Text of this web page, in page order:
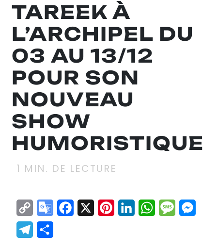
TAREEK À
L’ARCHIPEL DU
03 AU 13/12
POUR SON
NOUVEAU
SHOW
HUMORISTIQUE
1 MIN. DE LECTURE
Copy
Link
GoogleFacebook
X Pinterest
LinkedInWhatsApp
Telegram